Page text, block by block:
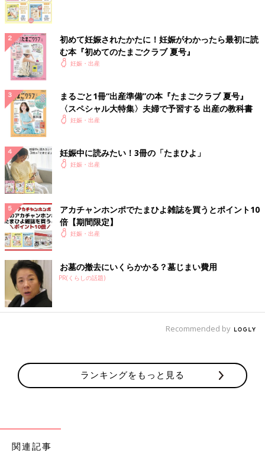
た。
人生初の手術後、夫の顔を見て“安堵感”に包まれた
翌朝の再検査でも赤ちゃんの姿は見えず、そのまま子宮を伸ばす
物を入れて麻酔を打たれ、手術は行われました。麻酔が切れて眠
りから覚めた時は、まだどこか体が宙を浮いたような感じで、お
なかをなでてみてもあまり変化はわかりませんでした。
最初は母が一緒に付き添ってくれましたが、目が覚めたら雑誌を
いました。母も家で退院後の私を迎える準備があったのだと思い
ます。今までは病気をすると母の存在が大きかったのに、この時
は不思議とつらいとか寂しいという気持ちはありませんでした。
午後になって少しおなかが痛くなってきた時に、夫が忙しい中、
早退をして、「軽い入院だから」と小さな花籠を持って来てくれ
ました。思いがけないことに何だかホッとして、とても嬉しい気
持ちになりました。夫は、母よりも誰よりもわがままが言えて、
私のありのままを出して甘えられる人で、「夫婦ってこんなもの
かな？」と初めて実感した瞬間かもしれません。
“流産”は思いがけずあっという間のことで悲しく、しばらくは夜
になると思い出して、夫の前では泣くことはありました。しか
し、私の中で夫がこんなに大きな存在になっていると発見するこ
娠しないように」と先生から注意を受けました。それで、年内は
夫と2人でいろいろと楽しむことに。年が明けて「そろそろ妊娠
初めて妊娠されたかたに！妊娠がわかったら最初に読
む本『初めてのたまごクラブ 夏号』
妊娠・出産
まるごと1冊“出産準備”の本『たまごクラブ 夏号』
〈スペシャル大特集〉夫婦で予習する 出産の教科書
妊娠・出産
妊娠中に読みたい！3冊の「たまひよ」
妊娠・出産
アカチャンホンポでたまひよ雑誌を買うとポイント10
倍【期間限定】
妊娠・出産
お墓の撤去にいくらかかる？墓じまい費用
PR(くらしの話題)
Recommended by
ランキングをもっと見る
関連記事